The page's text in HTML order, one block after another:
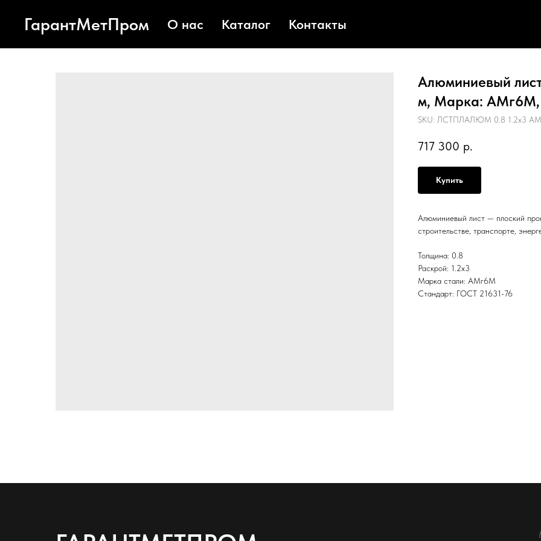
ГарантМетПром О нас Каталог Контакты
Алюминиевый
м, Марка: АМг6М,
SKU: ЛСТПЛАЛЮМ 0.8 1.2х3
717 300 р.
Купить
Алюминиевый лист — плоский
строительстве, транспорте,
Толщина: 0.8
Раскрой: 1.2х3
Марка стали: АМг6М
Стандарт: ГОСТ 21631-76